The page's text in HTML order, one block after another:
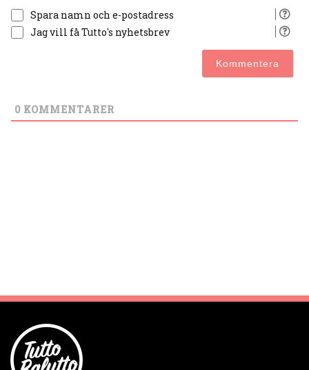
Spara namn och e-postadress
Jag vill få Tutto's nyhetsbrev
0 KOMMENTARER